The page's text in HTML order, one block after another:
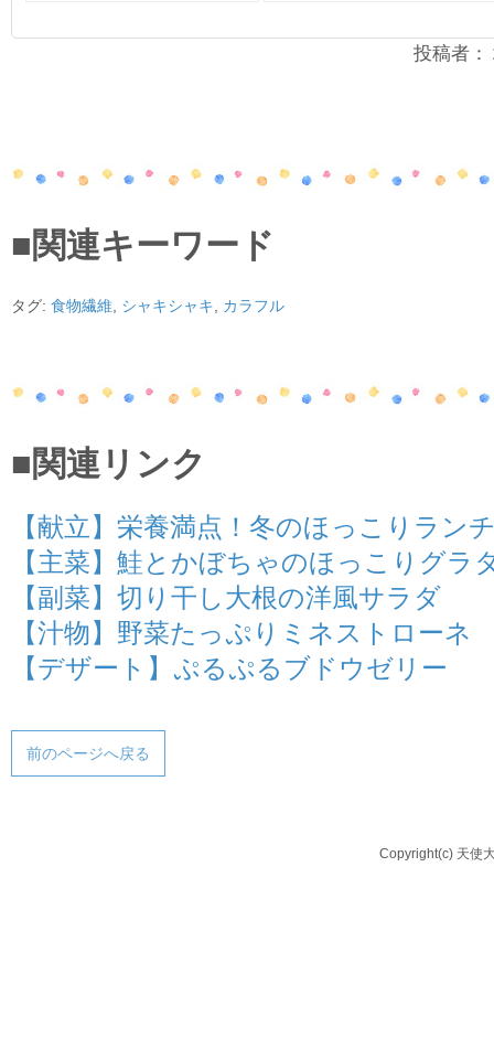
投稿者
■関連キーワード
タグ: 食物繊維 シャキシャキ カラフル
■関連リンク
【献立】栄養満点！冬のほっこりラン
【主菜】鮭とかぼちゃのほっこりグラ
【副菜】切り干し大根の洋風サラダ
【汁物】野菜たっぷりミネストローネ
【デザート】ぷるぷるブドウゼリー
前のページへ戻る
Copyright(c) 天使